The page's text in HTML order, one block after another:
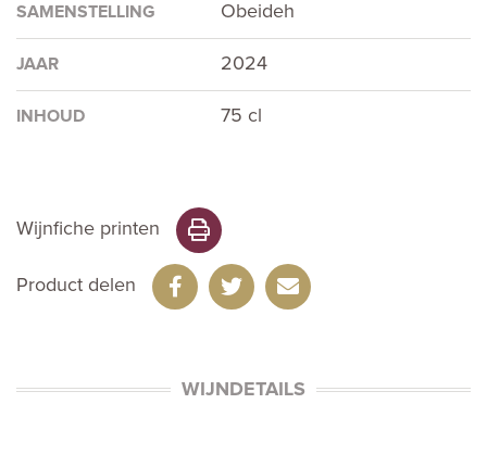
SAMENSTELLING Obeideh
JAAR 2024
INHOUD 75 cl
Wijnfiche printen
Product delen
WIJNDETAILS